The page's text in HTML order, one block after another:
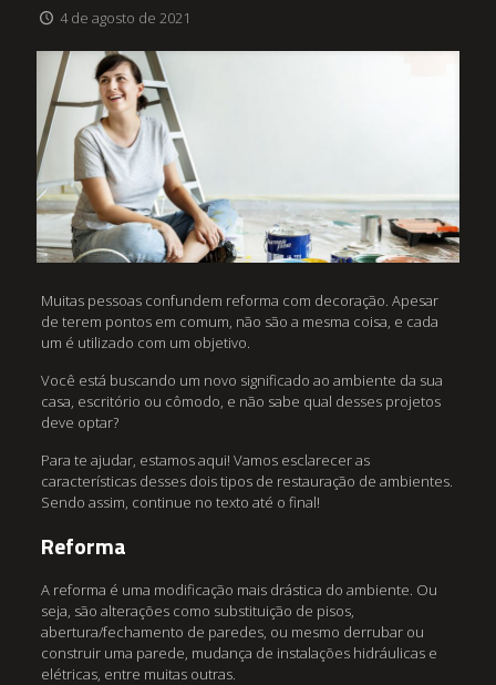
4 de agosto de 2021
Muitas pessoas confundem reforma com decoração. Apesar
de terem pontos em comum, não são a mesma coisa, e cada
um é utilizado com um objetivo.
Você está buscando um novo significado ao ambiente da sua
casa, escritório ou cômodo, e não sabe qual desses projetos
deve optar?
Para te ajudar, estamos aqui! Vamos esclarecer as
características desses dois tipos de restauração de ambientes.
Sendo assim, continue no texto até o final!
Reforma
A reforma é uma modificação mais drástica do ambiente. Ou
seja, são alterações como substituição de pisos,
abertura/fechamento de paredes, ou mesmo derrubar ou
construir uma parede, mudança de instalações hidráulicas e
elétricas, entre muitas outras.